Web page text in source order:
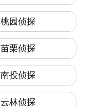
桃园侦探
苗栗侦探
南投侦探
云林侦探